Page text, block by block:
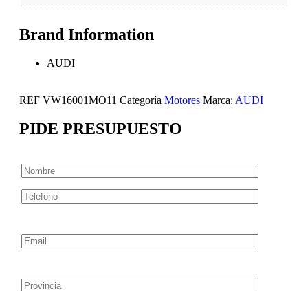
Brand Information
AUDI
REF VW16001MO11 Categoría Motores Marca: AUDI
PIDE PRESUPUESTO